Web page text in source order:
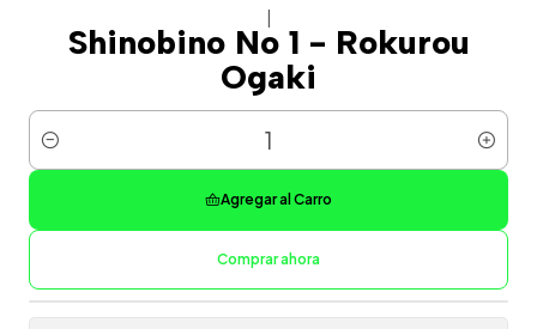
Shinobino No 1 - Rokurou
Ogaki
Cantidad
Agregar al Carro
Comprar ahora